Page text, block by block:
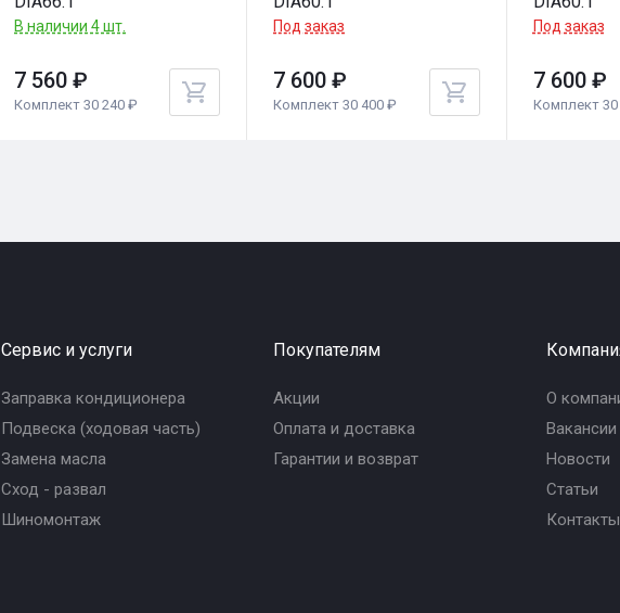
В наличии 4 шт.
7 560 ₽
Комплект 30 240 ₽
Под заказ
7 600 ₽
Комплект 30 400 ₽
Под заказ
7 600 ₽
Комплект 30
Сервис и услуги
Заправка кондиционера
Подвеска (ходовая часть)
Замена масла
Сход - развал
Шиномонтаж
Покупателям
Акции
Оплата и доставка
Гарантии и возврат
О
Вакансии
Новости
Статьи
Контакты